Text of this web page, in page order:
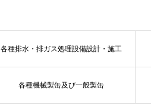
各種排水・排ガス処理設備設計・施工
各種機械製缶及び一般製缶